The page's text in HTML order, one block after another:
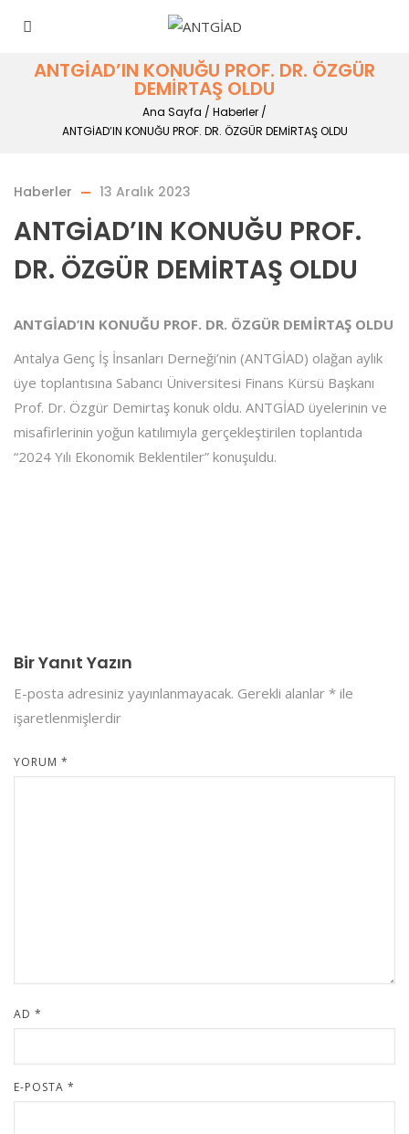
ANTGİAD’IN KONUĞU PROF. DR. ÖZGÜR
DEMİRTAŞ OLDU
Ana Sayfa / Haberler /
ANTGİAD’IN KONUĞU PROF. DR. ÖZGÜR DEMİRTAŞ OLDU
Haberler 13 Aralık 2023
ANTGİAD’IN KONUĞU PROF.
DR. ÖZGÜR DEMİRTAŞ OLDU
ANTGİAD’IN KONUĞU PROF. DR. ÖZGÜR DEMİRTAŞ OLDU
Antalya Genç İş İnsanları Derneği’nin (ANTGİAD) olağan aylık
üye toplantısına Sabancı Üniversitesi Finans Kürsü Başkanı
Prof. Dr. Özgür Demirtaş konuk oldu. ANTGİAD üyelerinin ve
misafirlerinin yoğun katılımıyla gerçekleştirilen toplantıda
“2024 Yılı Ekonomik Beklentiler” konuşuldu.
Bir Yanıt Yazın
E-posta adresiniz yayınlanmayacak. Gerekli alanlar * ile
işaretlenmişlerdir
YORUM *
AD *
E-POSTA *